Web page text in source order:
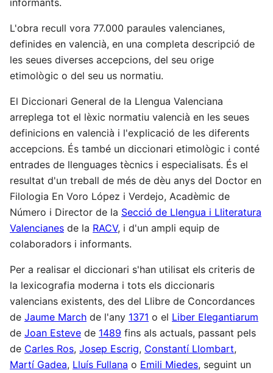
L'obra recull vora 77.000 paraules valencianes,
definides en valencià, en una completa descripció de
les seues diverses accepcions, del seu orige
etimològic o del seu us normatiu.
El Diccionari General de la Llengua Valenciana
arreplega tot el lèxic normatiu valencià en les seues
definicions en valencià i l'explicació de les diferents
accepcions. És també un diccionari etimològic i conté
entrades de llenguages tècnics i especialisats. És el
resultat d'un treball de més de dèu anys del Doctor en
Filologia En Voro López i Verdejo, Acadèmic de
Número i Director de la Secció de Llengua i Lliteratura
Valencianes de la RACV, i d'un ampli equip de
colaboradors i informants.
Per a realisar el diccionari s'han utilisat els criteris de
la lexicografia moderna i tots els diccionaris
valencians existents, des del Llibre de Concordances
de Jaume March de l'any 1371 o el Liber Elegantiarum
de Joan Esteve de 1489 fins als actuals, passant pels
de Carles Ros, Josep Escrig, Constantí Llombart,
Martí Gadea, Lluís Fullana o Emili Miedes, seguint un